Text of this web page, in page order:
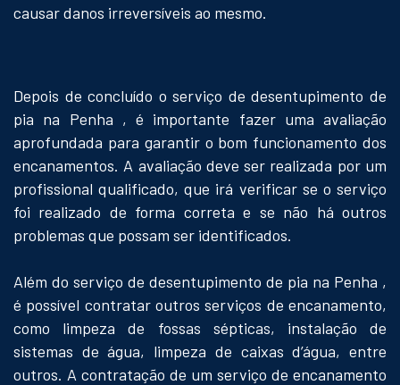
causar danos irreversíveis ao mesmo.
Depois de concluído o serviço de desentupimento de
pia na Penha , é importante fazer uma avaliação
aprofundada para garantir o bom funcionamento dos
encanamentos. A avaliação deve ser realizada por um
profissional qualificado, que irá verificar se o serviço
foi realizado de forma correta e se não há outros
problemas que possam ser identificados.
Além do serviço de desentupimento de pia na Penha ,
é possível contratar outros serviços de encanamento,
como limpeza de fossas sépticas, instalação de
sistemas de água, limpeza de caixas d’água, entre
outros. A contratação de um serviço de encanamento